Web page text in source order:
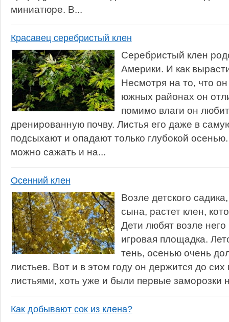
миниатюре. В...
Красавец серебристый клен
Серебристый клен
Америки. И как
Несмотря на то, что
южных районах он
помимо влаги он
дренированную почву. Листья его даже в
подсыхают и опадают только глубокой
можно сажать и на...
Осенний клен
Возле детского
сына, растет клен,
Дети любят возле
игровая площадка.
тень, осенью очень
листьев. Вот и в этом году он держится до
листьями, хоть уже и были первые заморозки
Как добывают сок из клена?